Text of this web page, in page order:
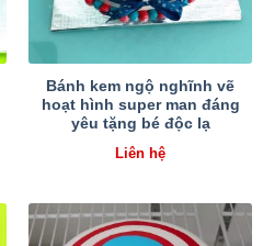
Bánh kem ngộ nghĩnh vẽ
hoạt hình super man đáng
yêu tặng bé độc lạ
Liên hệ